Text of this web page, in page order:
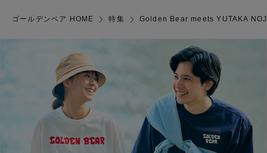
ゴールデンベア HOME 特集 Golden Bear meets YUTAKA